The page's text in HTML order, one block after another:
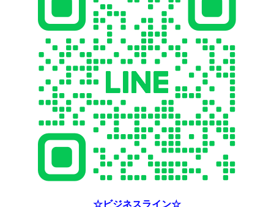
☆ビジネスライン☆